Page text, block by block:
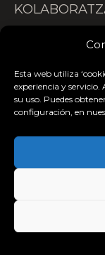
Esta web utiliza
experiencia y
su uso. Puedes
configuración, en